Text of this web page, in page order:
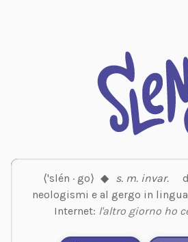
⟨'slén · go⟩ ◆ s. m. invar.
neologismi e al gergo in
Internet: l'altro giorno ho